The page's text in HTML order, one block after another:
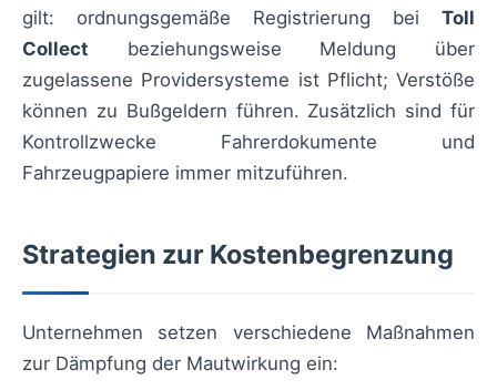
gilt: ordnungsgemäße Registrierung bei Toll
Collect beziehungsweise Meldung über
zugelassene Providersysteme ist Pflicht; Verstöße
können zu Bußgeldern führen. Zusätzlich sind für
Kontrollzwecke Fahrerdokumente und
Fahrzeugpapiere immer mitzuführen.
Strategien zur Kostenbegrenzung
Unternehmen setzen verschiedene Maßnahmen
zur Dämpfung der Mautwirkung ein: